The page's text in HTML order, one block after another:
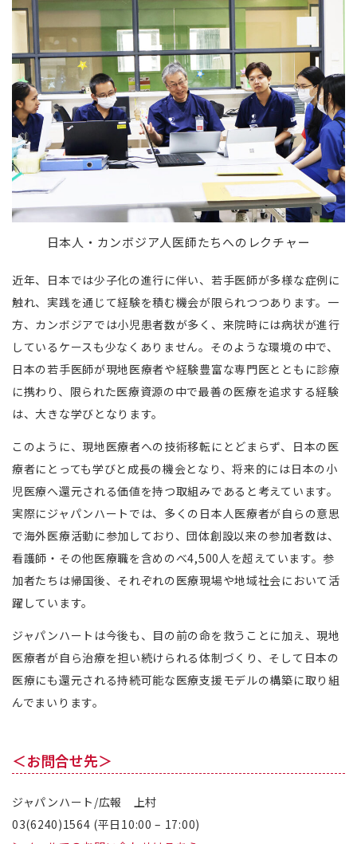
日本人・カンボジア人医師たちへのレクチャー
近年、日本では少子化の進行に伴い、若手医師が多様な症例に
触れ、実践を通じて経験を積む機会が限られつつあります。一
方、カンボジアでは小児患者数が多く、来院時には病状が進行
しているケースも少なくありません。そのような環境の中で、
日本の若手医師が現地医療者や経験豊富な専門医とともに診療
に携わり、限られた医療資源の中で最善の医療を追求する経験
は、大きな学びとなります。
このように、現地医療者への技術移転にとどまらず、日本の医
療者にとっても学びと成長の機会となり、将来的には日本の小
児医療へ還元される価値を持つ取組みであると考えています。
実際にジャパンハートでは、多くの日本人医療者が自らの意思
で海外医療活動に参加しており、団体創設以来の参加者数は、
看護師・その他医療職を含めのべ4,500人を超えています。参
加者たちは帰国後、それぞれの医療現場や地域社会において活
躍しています。
ジャパンハートは今後も、目の前の命を救うことに加え、現地
医療者が自ら治療を担い続けられる体制づくり、そして日本の
医療にも還元される持続可能な医療支援モデルの構築に取り組
んでまいります。
＜お問合せ先＞
ジャパンハート/広報 上村
03(6240)1564 (平日10:00 – 17:00)